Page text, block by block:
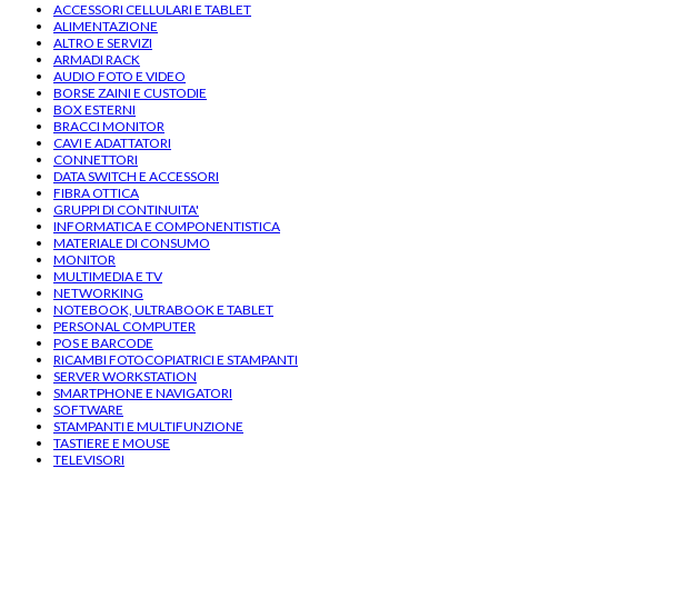
ACCESSORI CELLULARI E TABLET
ALIMENTAZIONE
ALTRO E SERVIZI
ARMADI RACK
AUDIO FOTO E VIDEO
BORSE ZAINI E CUSTODIE
BOX ESTERNI
BRACCI MONITOR
CAVI E ADATTATORI
CONNETTORI
DATA SWITCH E ACCESSORI
FIBRA OTTICA
GRUPPI DI CONTINUITA'
INFORMATICA E COMPONENTISTICA
MATERIALE DI CONSUMO
MONITOR
MULTIMEDIA E TV
NETWORKING
NOTEBOOK, ULTRABOOK E TABLET
PERSONAL COMPUTER
POS E BARCODE
RICAMBI FOTOCOPIATRICI E STAMPANTI
SERVER WORKSTATION
SMARTPHONE E NAVIGATORI
SOFTWARE
STAMPANTI E MULTIFUNZIONE
TASTIERE E MOUSE
TELEVISORI